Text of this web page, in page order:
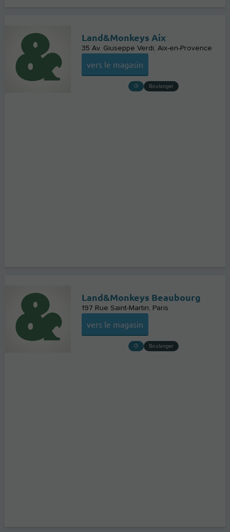
Land&Monkeys Aix
35 Av. Giuseppe Verdi Aix-en-Provence
vers le magasin
Boulanger
Land&Monkeys Beaubourg
197 Rue Saint-Martin Paris
vers le magasin
Boulanger